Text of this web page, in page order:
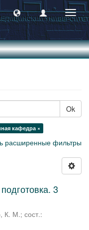
Ok
кафедра ×
расширенные фильтры
3
К. М.; сост.: